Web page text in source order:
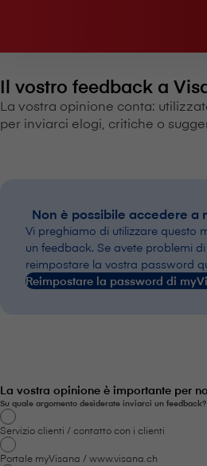
Il vostro feedback a
La vostra opinione conta:
per inviarci elogi, critiche o
Non è possibile accedere a
Vi preghiamo di utilizzare questo
un feedback. Se avete problemi
reimpostare la vostra password
Reimpostare la password di
La vostra opinione è importante per
Su quale argomento desiderate inviarci un feedback?
Servizio clienti / contatto con i clienti
Portale myVisana / www.visana.ch